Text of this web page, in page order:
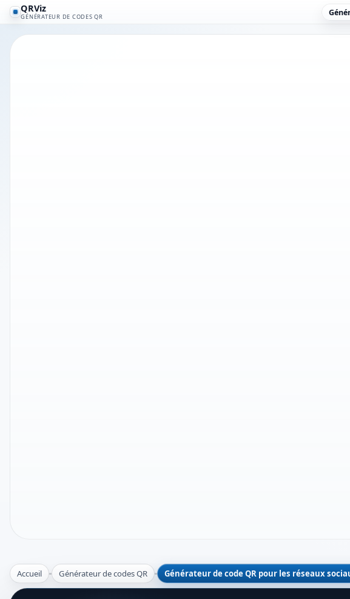
QRViz
GÉNÉRATEUR DE CODES QR
Accueil Générateur de codes QR Générateur de code QR pour les réseaux